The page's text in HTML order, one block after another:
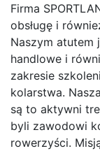
Firma
obsługę i
Naszym atutem
handlowe i
zakresie
kolarstwa.
są to aktywni
byli zawodowi
rowerzyści.